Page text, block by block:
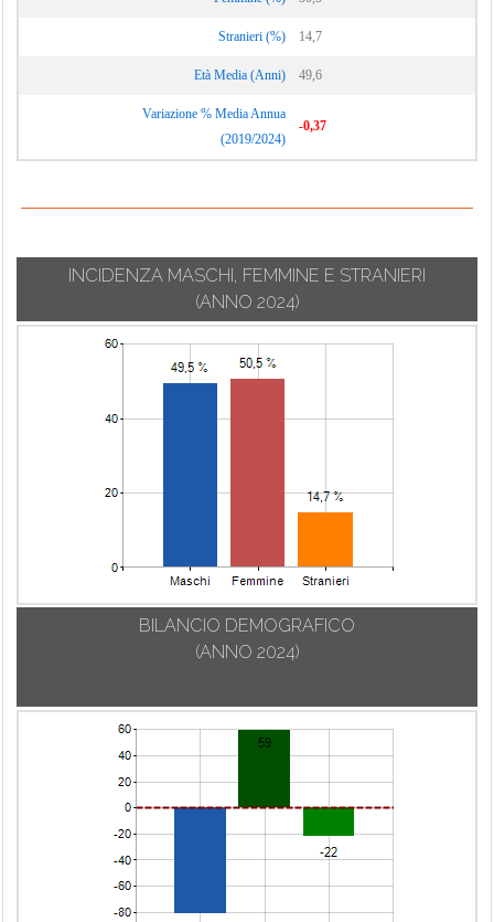
Stranieri (%) 14,7
Età Media (Anni) 49,6
Variazione % Media Annua
(2019/2024)
-0,37
INCIDENZA MASCHI, FEMMINE E STRANIERI
(ANNO 2024)
BILANCIO DEMOGRAFICO
(ANNO 2024)